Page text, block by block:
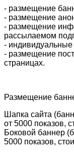
- размещение
- размещение
- размещение
рассылаемом
- индивидуальные
- размещение
страницах.
Размещение
Шапка сайта
от 5000 показов,
Боковой баннер
5000 показов,